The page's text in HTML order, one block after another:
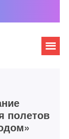
полетов